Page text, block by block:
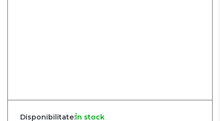
Disponibilitate:În stock